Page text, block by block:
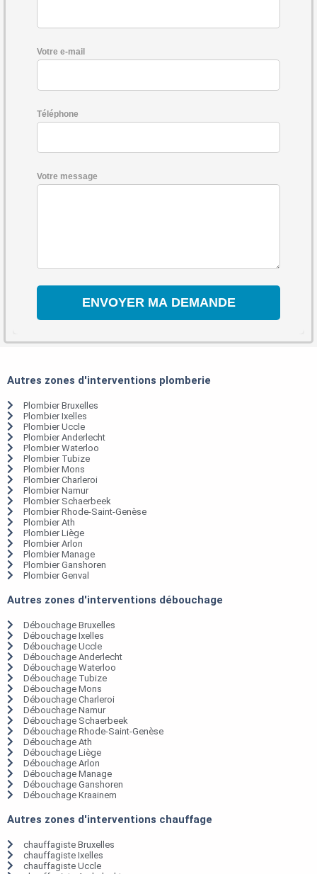
Votre e-mail
Téléphone
Votre message
Autres zones d'interventions plomberie
Plombier Bruxelles
Plombier Ixelles
Plombier Uccle
Plombier Anderlecht
Plombier Waterloo
Plombier Tubize
Plombier Mons
Plombier Charleroi
Plombier Namur
Plombier Schaerbeek
Plombier Rhode-Saint-Genèse
Plombier Ath
Plombier Liège
Plombier Arlon
Plombier Manage
Plombier Ganshoren
Plombier Genval
Autres zones d'interventions débouchage
Débouchage Bruxelles
Débouchage Ixelles
Débouchage Uccle
Débouchage Anderlecht
Débouchage Waterloo
Débouchage Tubize
Débouchage Mons
Débouchage Charleroi
Débouchage Namur
Débouchage Schaerbeek
Débouchage Rhode-Saint-Genèse
Débouchage Ath
Débouchage Liège
Débouchage Arlon
Débouchage Manage
Débouchage Ganshoren
Débouchage Kraainem
Autres zones d'interventions chauffage
chauffagiste Bruxelles
chauffagiste Ixelles
chauffagiste Uccle